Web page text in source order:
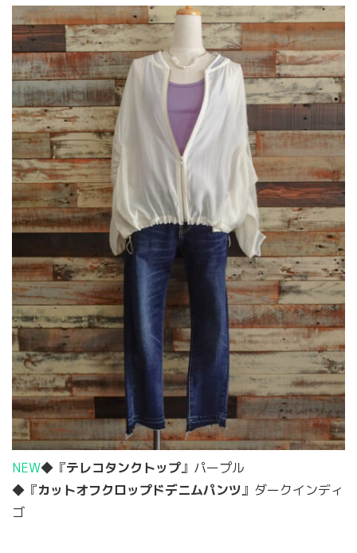
NEW◆『テレコタンクトップ』パープル
◆『カットオフクロップドデニムパンツ』ダークインディ
ゴ